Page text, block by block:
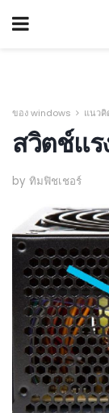
ของ windows แนวคิ
สวิตช์แร
by ทิมฟิชเชอร์